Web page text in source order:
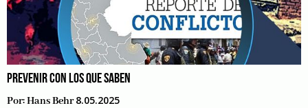
PREVENIR CON LOS QUE SABEN
Por:Hans Behr 8.05.2025